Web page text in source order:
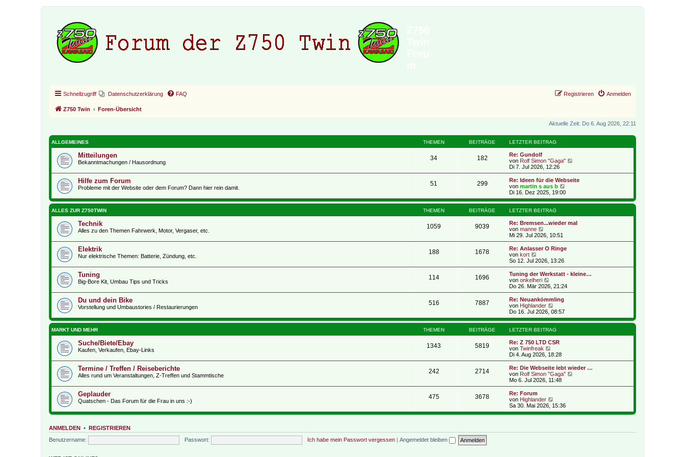
Schnellzugriff Datenschutzerklärung FAQ Anmelden
Registrieren
Z750 Twin Foren-Übersicht
Aktuelle Zeit: Do 6. Aug 2026, 22:11
ALLGEMEINES THEMEN BEITRÄGE LETZTER BEITRAG
Mitteilungen
Bekanntmachungen / Hausordnung
34 182
Re: Gundolf
von Rolf Simon "Gaga"
u
e
r
e
i
Di 7. Jul 2026, 12:26
Hilfe zum Forum
Probleme mit der Website oder dem Forum? Dann hier rein damit.
51 299
Re: Ideen für die Webseite
von martin s aus b
e
u
e
t
e
e
i
Di 16. Dez 2025, 19:00
ALLES ZUR Z750TWIN THEMEN BEITRÄGE LETZTER BEITRAG
Technik
Alles zu den Themen Fahrwerk, Motor, Vergaser, etc.
1059 9039
Re: Bremsen...wieder mal
von manne
e
u
e
t
r
B
e
i
r
a
g
Mi 29. Jul 2026, 10:51
Elektrik
Nur elektrische Themen: Batterie, Zündung, etc.
188 1678
Re: Anlasser O Ringe
von kort
e
u
e
s
t
r
B
e
i
t
r
a
g
So 12. Jul 2026, 13:26
Tuning
Big-Bore Kit, Umbau Tips und Tricks
114 1696
Tuning der Werkstatt - kleine…
von onkelheri
e
u
e
s
t
r
B
e
i
t
r
g
Do 26. Mär 2026, 21:24
Du und dein Bike
Vorstellung und Umbaustories / Restaurierungen
516 7887
Re: Neuankömmling
von Highlander
e
u
e
s
t
e
B
e
i
t
r
Do 16. Jul 2026, 08:57
MARKT UND MEHR THEMEN BEITRÄGE LETZTER BEITRAG
Suche/Biete/Ebay
Kaufen, Verkaufen, Ebay-Links
1343 5819
Re: Z 750 LTD CSR
von Twinfreak
e
u
e
s
t
B
e
i
t
g
Di 4. Aug 2026, 18:28
Termine / Treffen / Reiseberichte
Alles rund um Veranstaltungen, Z-Treffen und Stammtische
242 2714
Re: Die Webseite lebt wieder …
von Rolf Simon "Gaga"
u
r
i
Mo 6. Jul 2026, 11:48
Geplauder
Quatschen - Das Forum für die Frau in uns :-)
475 3678
Re: Forum
von Highlander
e
u
Sa 30. Mai 2026, 15:36
ANMELDEN • REGISTRIEREN
Benutzername:
Passwort: Ich habe mein Passwort vergessen | Angemeldet bleiben